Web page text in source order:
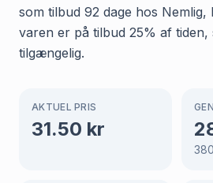
som tilbud 92 dage hos Nemlig,
varen er på tilbud 25% af tiden,
tilgængelig.
AKTUEL PRIS
31.50 kr
380